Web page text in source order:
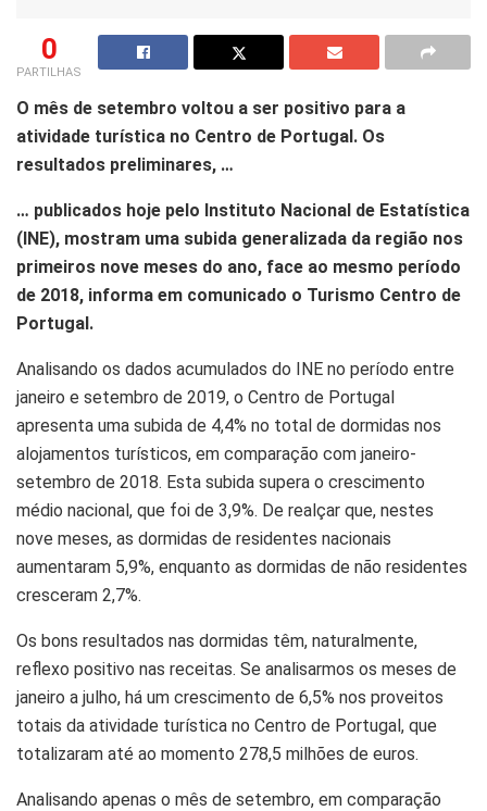
0
PARTILHAS
O mês de setembro voltou a ser positivo para a
atividade turística no Centro de Portugal. Os
resultados preliminares, …
… publicados hoje pelo Instituto Nacional de Estatística
(INE), mostram uma subida generalizada da região nos
primeiros nove meses do ano, face ao mesmo período
de 2018, informa em comunicado o Turismo Centro de
Portugal.
Analisando os dados acumulados do INE no período entre
janeiro e setembro de 2019, o Centro de Portugal
apresenta uma subida de 4,4% no total de dormidas nos
alojamentos turísticos, em comparação com janeiro-
setembro de 2018. Esta subida supera o crescimento
médio nacional, que foi de 3,9%. De realçar que, nestes
nove meses, as dormidas de residentes nacionais
aumentaram 5,9%, enquanto as dormidas de não residentes
cresceram 2,7%.
Os bons resultados nas dormidas têm, naturalmente,
reflexo positivo nas receitas. Se analisarmos os meses de
janeiro a julho, há um crescimento de 6,5% nos proveitos
totais da atividade turística no Centro de Portugal, que
totalizaram até ao momento 278,5 milhões de euros.
Analisando apenas o mês de setembro, em comparação